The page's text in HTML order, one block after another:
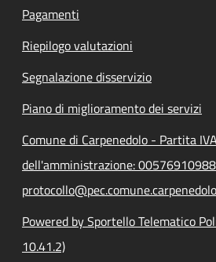
Pagamenti
Riepilogo valutazioni
Segnalazione disservizio
Piano di miglioramento dei servizi
Comune di Carpenedolo - Partita IVA
dell'amministrazione:
Powered by Sportello Telematico
10.41.2)